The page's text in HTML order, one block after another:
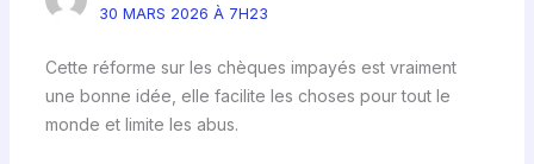
30 MARS 2026 À 7H23
Cette réforme sur les chèques impayés est vraiment
une bonne idée, elle facilite les choses pour tout le
monde et limite les abus.